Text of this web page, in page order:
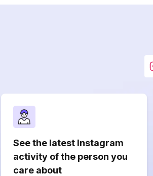
See the latest Instagram
activity of the person you
care about